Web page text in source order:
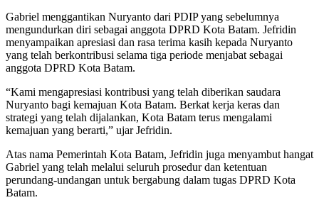
Gabriel menggantikan Nuryanto dari PDIP yang sebelumnya
mengundurkan diri sebagai anggota DPRD Kota Batam. Jefridin
menyampaikan apresiasi dan rasa terima kasih kepada Nuryanto
yang telah berkontribusi selama tiga periode menjabat sebagai
anggota DPRD Kota Batam.
“Kami mengapresiasi kontribusi yang telah diberikan saudara
Nuryanto bagi kemajuan Kota Batam. Berkat kerja keras dan
strategi yang telah dijalankan, Kota Batam terus mengalami
kemajuan yang berarti,” ujar Jefridin.
Atas nama Pemerintah Kota Batam, Jefridin juga menyambut hangat
Gabriel yang telah melalui seluruh prosedur dan ketentuan
perundang-undangan untuk bergabung dalam tugas DPRD Kota
Batam.